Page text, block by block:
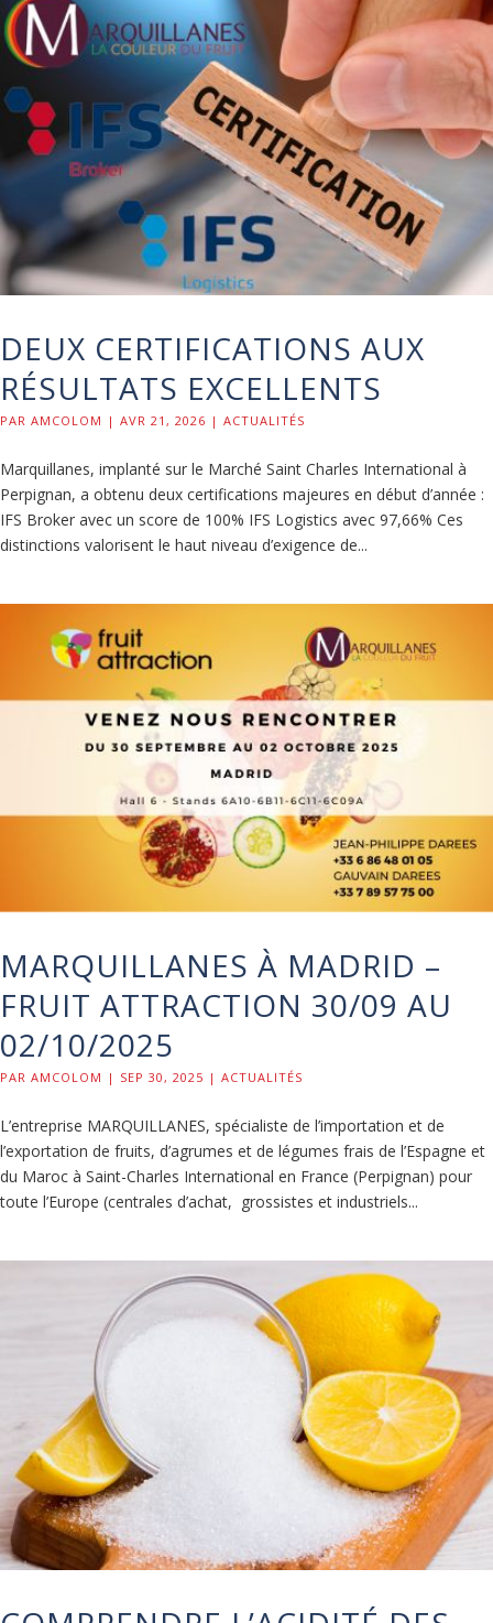
DEUX CERTIFICATIONS AUX
RÉSULTATS EXCELLENTS
PAR AMCOLOM | AVR 21, 2026 | ACTUALITÉS
Marquillanes, implanté sur le Marché Saint Charles International à
Perpignan, a obtenu deux certifications majeures en début d’année :
IFS Broker avec un score de 100% IFS Logistics avec 97,66% Ces
distinctions valorisent le haut niveau d’exigence de...
MARQUILLANES À MADRID –
FRUIT ATTRACTION 30/09 AU
02/10/2025
PAR AMCOLOM | SEP 30, 2025 | ACTUALITÉS
L’entreprise MARQUILLANES, spécialiste de l’importation et de
l’exportation de fruits, d’agrumes et de légumes frais de l’Espagne et
du Maroc à Saint-Charles International en France (Perpignan) pour
toute l’Europe (centrales d’achat, grossistes et industriels...